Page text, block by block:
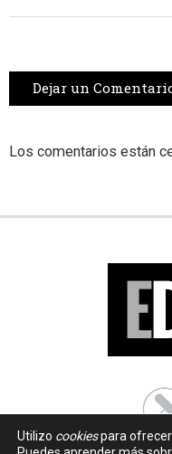
Dejar un
Los comentarios están
Utilizo cookiespara ofrecer